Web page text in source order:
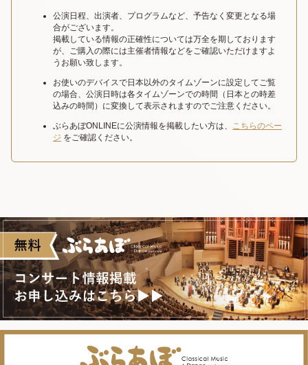
公演日程、出演者、プログラムなど、予告なく変更となる場
合がございます。
掲載している情報の正確性については万全を期しております
が、ご購入の際には主催者情報などをご確認いただけますよ
うお願い致します。
お使いのデバイスで日本以外のタイムゾーンに設定してご覧
の場合、公演日時は各タイムゾーンでの時間（日本との時差
込みの時間）に変換して表示されますのでご注意ください。
ぶらあぼONLINEに公演情報を掲載したい方は、 こちらのペー
ジ をご確認ください。